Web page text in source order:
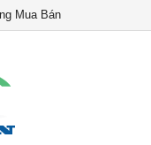
Mua Bán